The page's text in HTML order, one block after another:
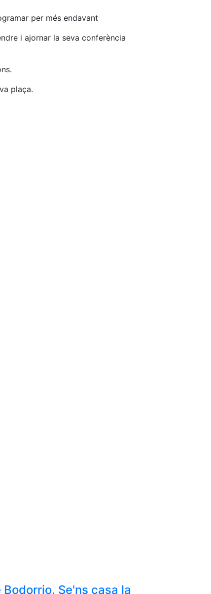
per més endavant
i ajornar la seva conferència
plaça.
Se'ns casa la